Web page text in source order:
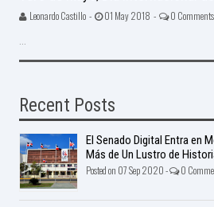
Leonardo Castillo - 01 May 2018 - 0 Comments
Recent Posts
El Senado Digital Entra en
Más de Un Lustro de
Posted on 07 Sep 2020 - 0